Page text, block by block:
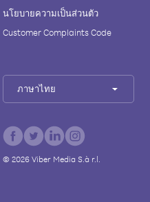
นโยบายความเป็นส่วนตัว
Customer Complaints Code
ภาษาไทย
© 2026Viber Media S.à r.l.